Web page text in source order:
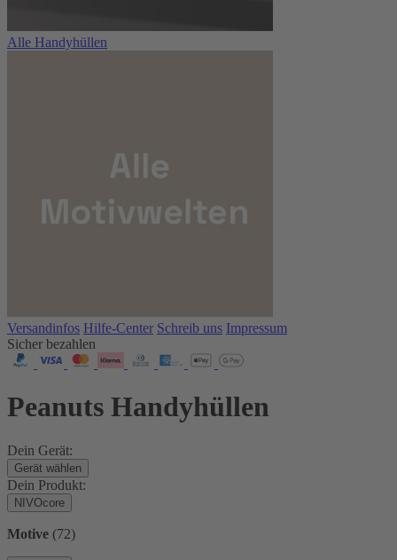
Alle Handyhüllen
Versandinfos Hilfe-Center Schreib uns Impressum
Sicher bezahlen
Peanuts Handyhüllen
Dein Gerät:
Gerät wählen
Dein Produkt:
NIVOcore
Motive (72)